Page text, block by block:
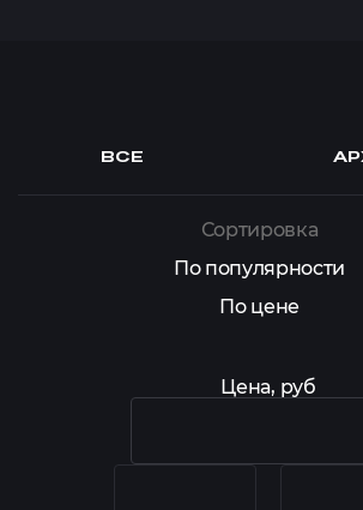
ВСЕ
Сортировка
По популярности
По цене
Цена, руб